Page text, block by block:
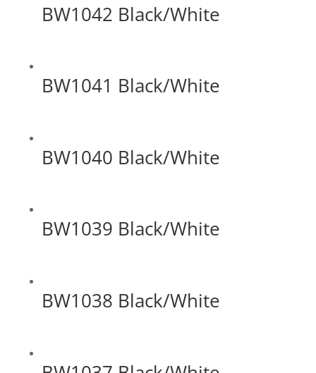
BW1042 Black/White
BW1041 Black/White
BW1040 Black/White
BW1039 Black/White
BW1038 Black/White